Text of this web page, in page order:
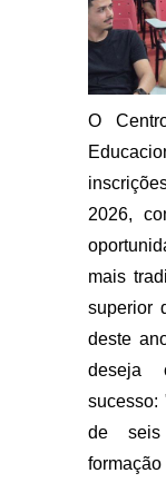
O
2026,
mais
superior
deste
deseja
sucesso:
de